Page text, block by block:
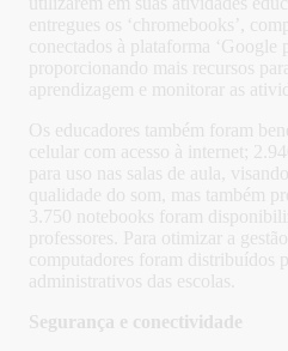
entregues os ‘chromebooks’,
conectados à plataforma ‘Google
proporcionando mais recursos
aprendizagem e monitorar as
Os educadores também foram
celular com acesso à internet;
para uso nas salas de aula,
qualidade do som, mas também
3.750 notebooks foram
professores. Para otimizar a
computadores foram distribuídos
administrativos das escolas.
Segurança e conectividade